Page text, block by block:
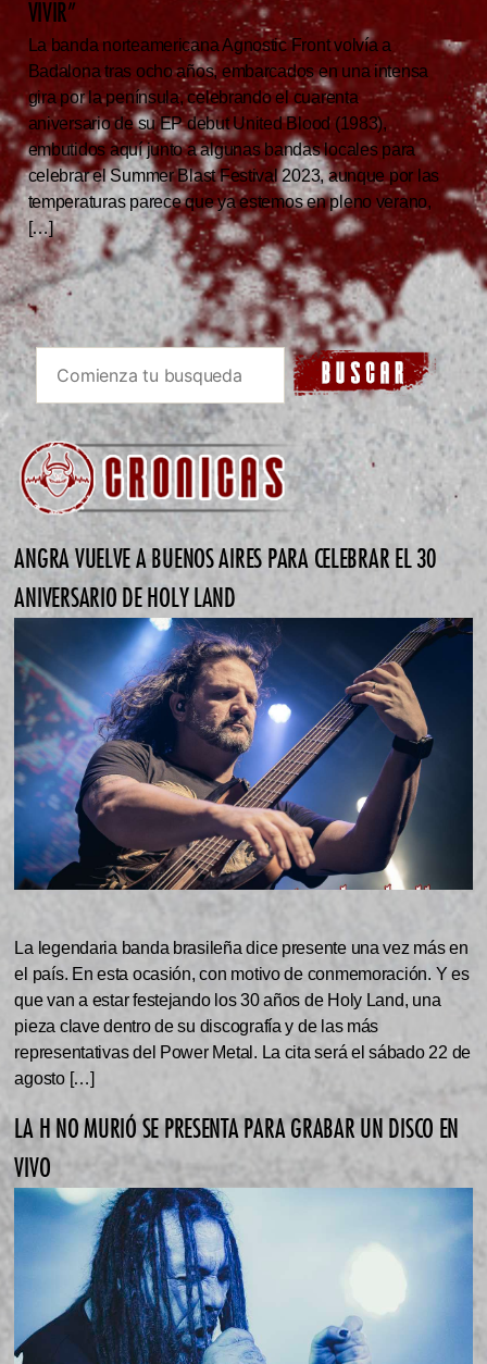
VIVIR”
La banda norteamericana Agnostic Front volvía a
Badalona tras ocho años, embarcados en una intensa
gira por la península, celebrando el cuarenta
aniversario de su EP debut United Blood (1983),
embutidos aquí junto a algunas bandas locales para
celebrar el Summer Blast Festival 2023, aunque por las
temperaturas parece que ya estemos en pleno verano,
[…]
ANGRA VUELVE A BUENOS AIRES PARA CELEBRAR EL 30
ANIVERSARIO DE HOLY LAND
La legendaria banda brasileña dice presente una vez más en
el país. En esta ocasión, con motivo de conmemoración. Y es
que van a estar festejando los 30 años de Holy Land, una
pieza clave dentro de su discografía y de las más
representativas del Power Metal. La cita será el sábado 22 de
agosto […]
LA H NO MURIÓ SE PRESENTA PARA GRABAR UN DISCO EN
VIVO